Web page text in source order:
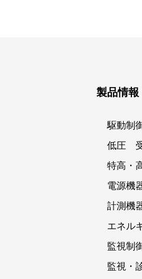
製品情報
駆動制
低圧
特高・
電源機
計測機
エネル
監視制
監視・